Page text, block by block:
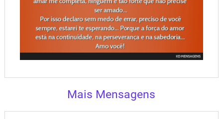
Mais Mensagens